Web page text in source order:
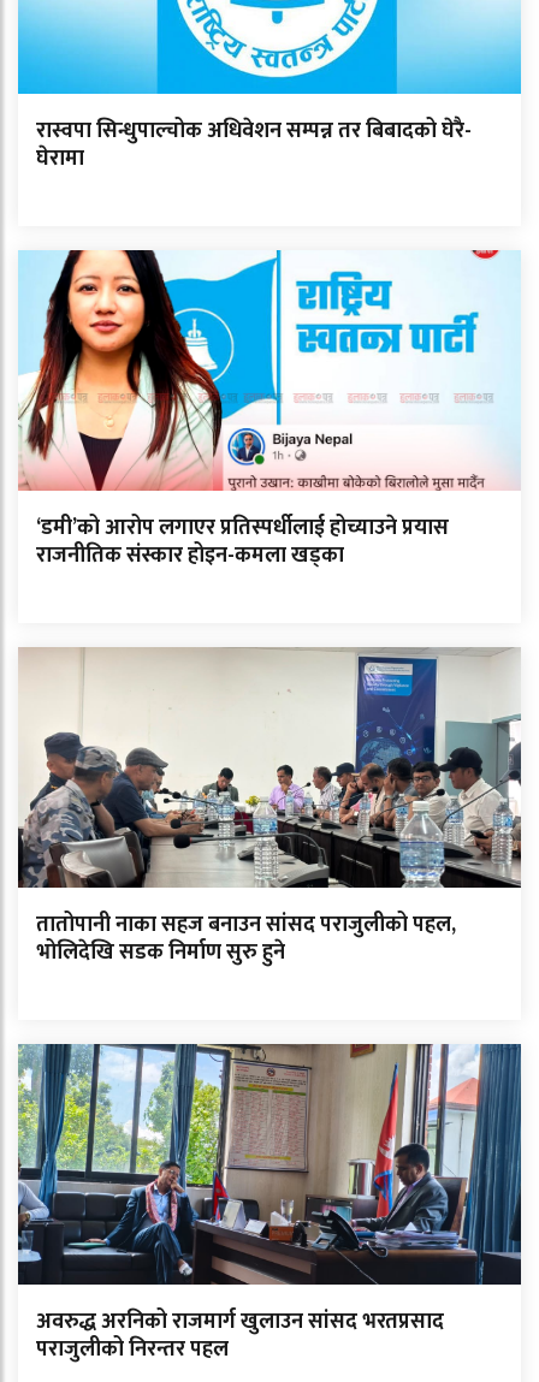
रास्वपा सिन्धुपाल्चोक अधिवेशन सम्पन्न तर बिबादको घेरै-
घेरामा
‘डमी’को आरोप लगाएर प्रतिस्पर्धीलाई होच्याउने प्रयास
राजनीतिक संस्कार होइन-कमला खड्का
तातोपानी नाका सहज बनाउन सांसद पराजुलीको पहल,
भोलिदेखि सडक निर्माण सुरु हुने
अवरुद्ध अरनिको राजमार्ग खुलाउन सांसद भरतप्रसाद
पराजुलीको निरन्तर पहल